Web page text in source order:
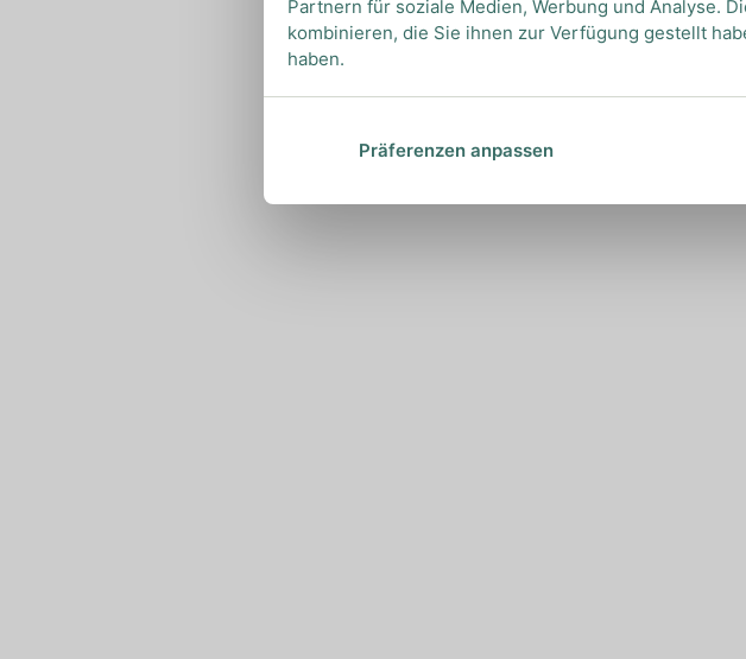
Partnern für soziale Medien, Werbung und Analyse.
kombinieren, die Sie ihnen zur Verfügung gestellt
haben.
Präferenzen anpassen